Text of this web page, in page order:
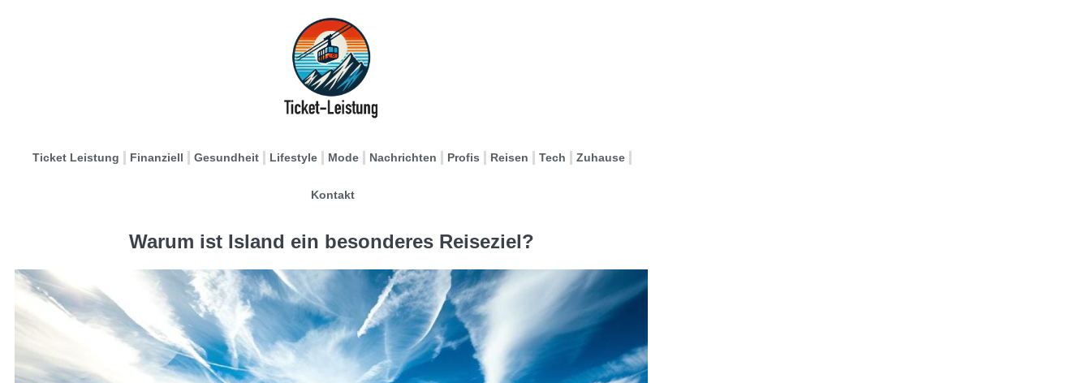
Ticket Leistung Finanziell Gesundheit Lifestyle Mode Nachrichten Profis Reisen Tech Zuhause
Kontakt
Warum ist Island ein besonderes Reiseziel?